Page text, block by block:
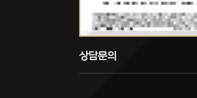
상담문의